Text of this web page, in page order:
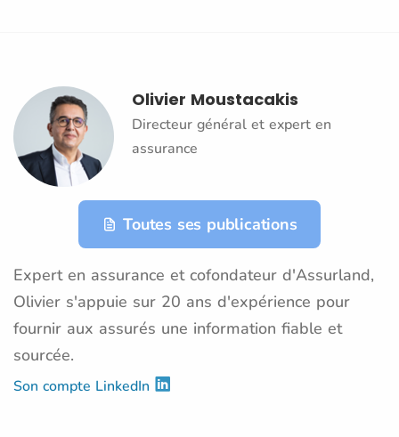
Olivier Moustacakis
Directeur général et expert en
assurance
Toutes ses publications
Expert en assurance et cofondateur d'Assurland,
Olivier s'appuie sur 20 ans d'expérience pour
fournir aux assurés une information fiable et
sourcée.
Son compte LinkedIn